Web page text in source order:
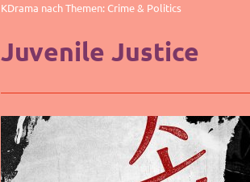
KDrama nach Themen: Crime & Politics
Juvenile Justice